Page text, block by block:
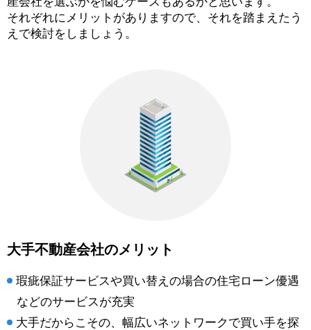
それぞれにメリットがありますので、それを踏まえたう
えで検討をしましょう。
大手不動産会社のメリット
瑕疵保証サービスや買い替えの場合の住宅ローン優遇
などのサービスが充実
大手だからこその、幅広いネットワークで買い手を探